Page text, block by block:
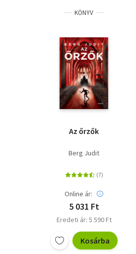
KÖNYV
Az őrzők
Berg Judit
Online ár:
5 031 Ft
Eredeti ár: 5 590 Ft
Kosárba